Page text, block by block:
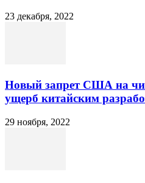
23 декабря, 2022
Новый запрет США на
ущерб китайским
29 ноября, 2022